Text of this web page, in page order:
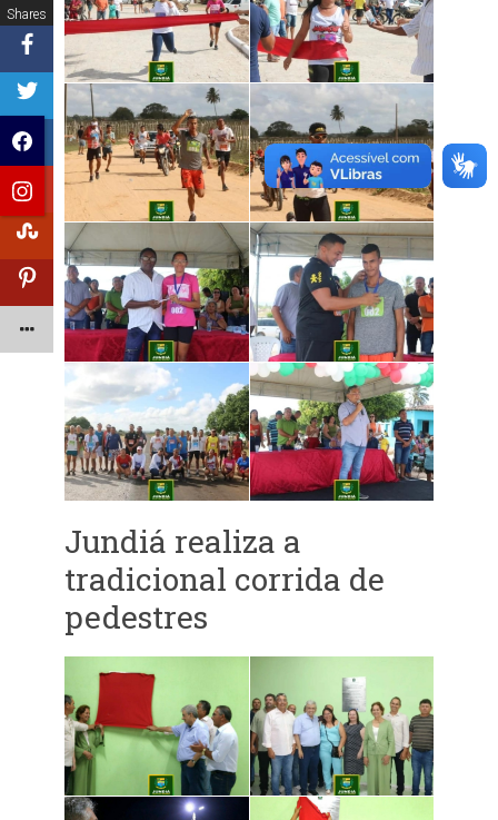
Jundiá realiza a
tradicional corrida de
pedestres
Shares